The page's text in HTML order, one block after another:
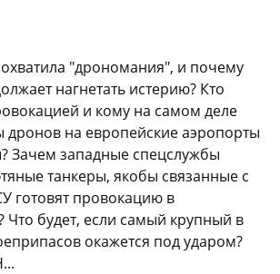
"дрономания", и почему
нагнетать истерию? Кто
и кому на самом деле
дронов на европейские аэропорты
Зачем западные спецслужбы
танкеры, якобы связанные с
готовят провокацию в
Что будет, если самый крупный в
окажется под ударом?